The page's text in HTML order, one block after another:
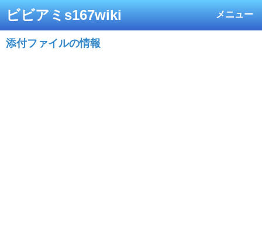
メニュー
ビビアミs167wiki
添付ファイルの情報